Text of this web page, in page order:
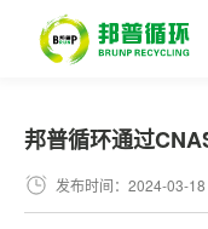
邦普循环通过
发布时间：2024-03-18